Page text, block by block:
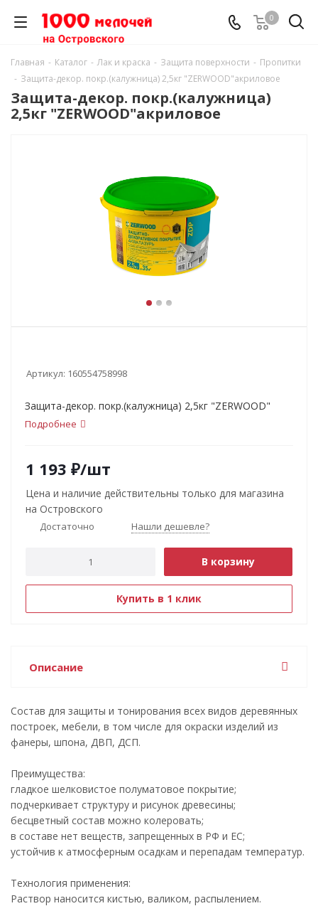
0
Главная - Каталог - Лак и краска - Защита поверхности - Пропитки
- Защита-декор. покр.(калужница) 2,5кг "ZERWOOD"акриловое
Защита-декор. покр.(калужница)
2,5кг "ZERWOOD"акриловое
Артикул: 160554758998
Защита-декор. покр.(калужница) 2,5кг "ZERWOOD"
Подробнее
1 193 ₽/шт
Цена и наличие действительны только для магазина
на Островского
Достаточно Нашли дешевле?
В корзину
Купить в 1 клик
Описание
Состав для защиты и тонирования всех видов деревянных
построек, мебели, в том числе для окраски изделий из
фанеры, шпона, ДВП, ДСП.
Преимущества:
гладкое шелковистое полуматовое покрытие;
подчеркивает структуру и рисунок древесины;
бесцветный состав можно колеровать;
в составе нет веществ, запрещенных в РФ и ЕС;
устойчив к атмосферным осадкам и перепадам температур.
Технология применения:
Раствор наносится кистью, валиком, распылением.